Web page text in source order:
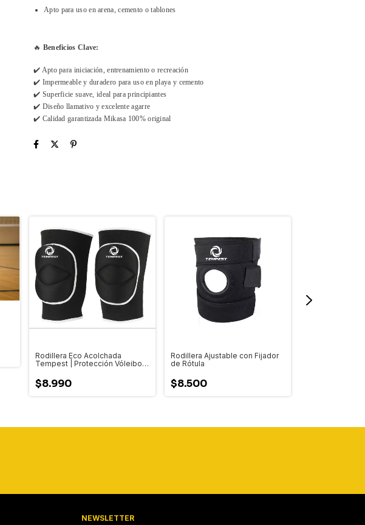
Apto para uso en arena, cemento o tablones
🔥 Beneficios Clave:
✔️ Apto para iniciación, entrenamiento o recreación
✔️ Impermeable y duradero para uso en playa y cemento
✔️ Superficie suave, ideal para principiantes
✔️ Diseño llamativo y excelente agarre
✔️ Calidad garantizada Mikasa 100% original
Rodillera Eco Acolchada
Tempest | Protección Vóleibol
$8.990
Rodillera Ajustable con Fijador
de Rótula
$8.500
NEWSLETTER